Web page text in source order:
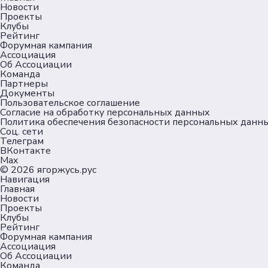
Новости
Проекты
Клубы
Рейтинг
Форумная кампания
Ассоциация
Об Ассоциации
Команда
Партнеры
Документы
Пользовательское соглашение
Согласие на обработку персональных данных
Политика обеспечения безопасности персональных
Соц. сети
Телеграм
ВКонтакте
Max
© 2026 ягоржусь.рус
Навигация
Главная
Новости
Проекты
Клубы
Рейтинг
Форумная кампания
Ассоциация
Об Ассоциации